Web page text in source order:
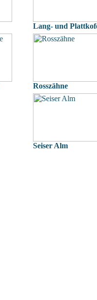
Lang- und
Rosszähne
Seiser Alm